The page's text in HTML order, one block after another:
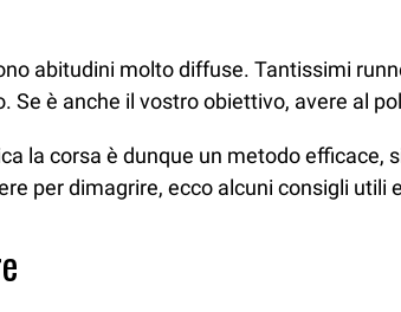
abitudini molto diffuse. Tantissimi
Se è anche il vostro obiettivo, avere al
la corsa è dunque un metodo
per dimagrire, ecco alcuni consigli